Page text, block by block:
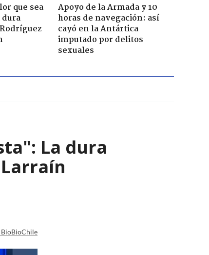
que sea
Apoyo de la Armada y 10
horas de navegación: así
cayó en la Antártica
imputado por delitos
sexuales
La dura
BioBioChile